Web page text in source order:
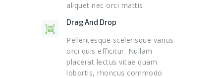
aliquet nec orci mattis.
Drag And Drop
Pellentesque scelerisque varius
orci quis efficitur. Nullam
placerat lectus vitae quam
lobortis, rhoncus commodo